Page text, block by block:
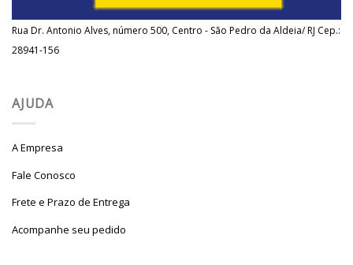
Rua Dr. Antonio Alves, número 500, Centro - São Pedro da Aldeia/ RJ Cep.:
28941-156
AJUDA
A Empresa
Fale Conosco
Frete e Prazo de Entrega
Acompanhe seu pedido